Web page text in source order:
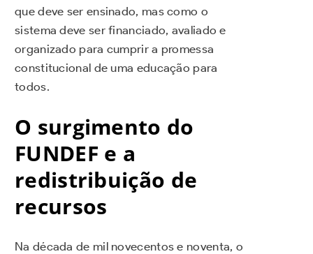
que deve ser ensinado, mas como o
sistema deve ser financiado, avaliado e
organizado para cumprir a promessa
constitucional de uma educação para
todos.
O surgimento do
FUNDEF e a
redistribuição de
recursos
Na década de mil novecentos e noventa, o